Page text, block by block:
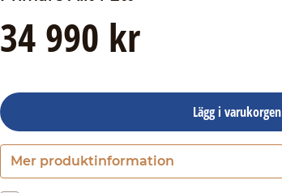
34 990 kr
Lägg i varukorgen
Mer produktinformation